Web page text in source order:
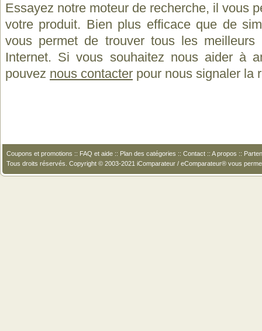
Essayez notre moteur de recherche, il vous
votre produit. Bien plus efficace que de
vous permet de trouver tous les
Internet. Si vous souhaitez nous aider à
pouvez nous contacter pour nous signaler la
Coupons et promotions :: FAQ et aide :: Plan des catégories :: Contact :: A propos ::
Tous droits réservés. Copyright © 2003-2021 iComparateur / eComparateur® vous